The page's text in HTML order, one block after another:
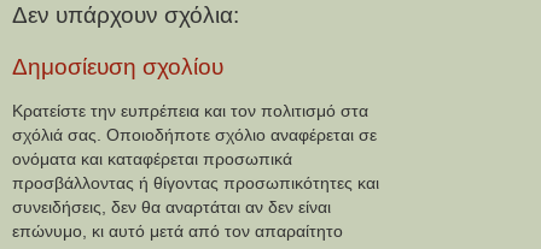
Δεν υπάρχουν σχόλια:
Δημοσίευση σχολίου
Κρατείστε την ευπρέπεια και τον πολιτισμό στα
σχόλιά σας. Οποιοδήποτε σχόλιο αναφέρεται σε
ονόματα και καταφέρεται προσωπικά
προσβάλλοντας ή θίγοντας προσωπικότητες και
συνειδήσεις, δεν θα αναρτάται αν δεν είναι
επώνυμο, κι αυτό μετά από τον απαραίτητο